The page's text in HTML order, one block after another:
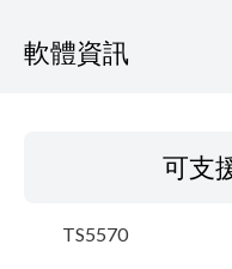
軟體資訊
可支
TS5570